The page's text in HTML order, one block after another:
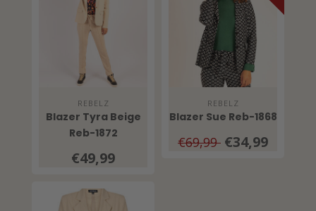
REBELZ
Blazer Tyra Beige
Reb-1872
€49,99
REBELZ
Blazer Sue Reb-1868
€69,99 €34,99